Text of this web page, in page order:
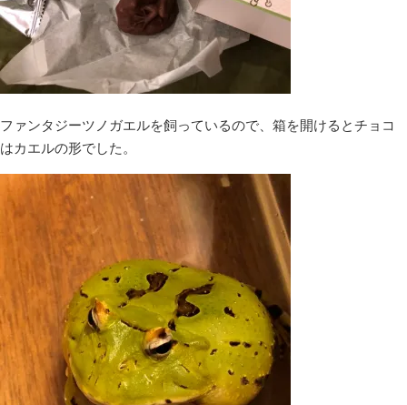
ファンタジーツノガエルを飼っているので、箱を開けるとチョコ
はカエルの形でした。